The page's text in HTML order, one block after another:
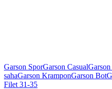
Garson SporGarson Casual
sahaGarson KramponGarson Bot
Filet 31-35